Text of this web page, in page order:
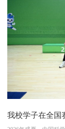
我校学子在全国